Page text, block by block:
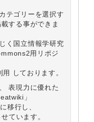
テゴリーを選択す
する事ができま
く国立情報学研究
用リポジ
しております。
表現力に優れた
」
移行し、
ています。